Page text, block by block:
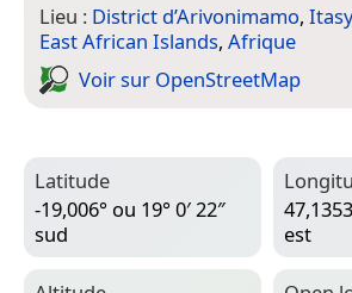
Lieu : District d’Arivonimamo, Itasy
East African Islands, Afrique
Voir sur Open­Street­Map
Latitude
-19,006° ou 19° 0′ 22″
sud
est